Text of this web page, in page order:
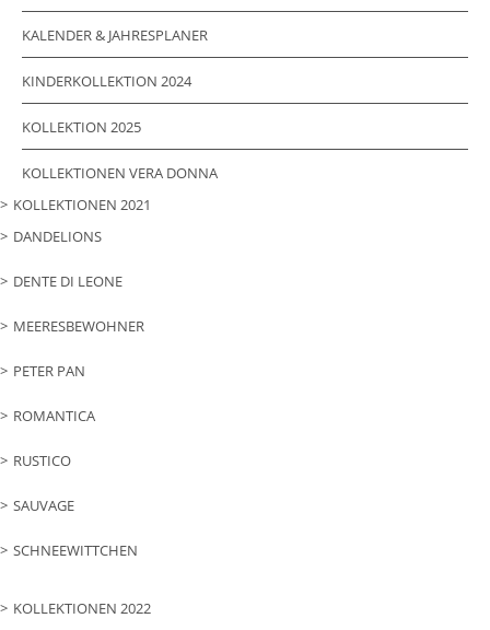
KALENDER & JAHRESPLANER
KINDERKOLLEKTION 2024
KOLLEKTION 2025
KOLLEKTIONEN VERA DONNA
KOLLEKTIONEN 2021
DANDELIONS
DENTE DI LEONE
MEERESBEWOHNER
PETER PAN
ROMANTICA
RUSTICO
SAUVAGE
SCHNEEWITTCHEN
KOLLEKTIONEN 2022